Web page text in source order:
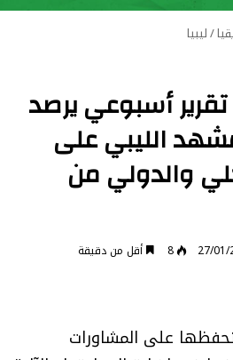
/ليبيا
تقرير أسبوعي يرصد
الليبي على
والدولي من
8 أقل من دقيقة
تحفظها على المشاورات